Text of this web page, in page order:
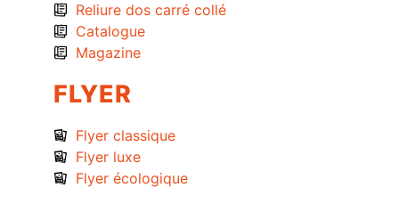
Reliure dos carré collé
Catalogue
Magazine
FLYER
Flyer classique
Flyer luxe
Flyer écologique